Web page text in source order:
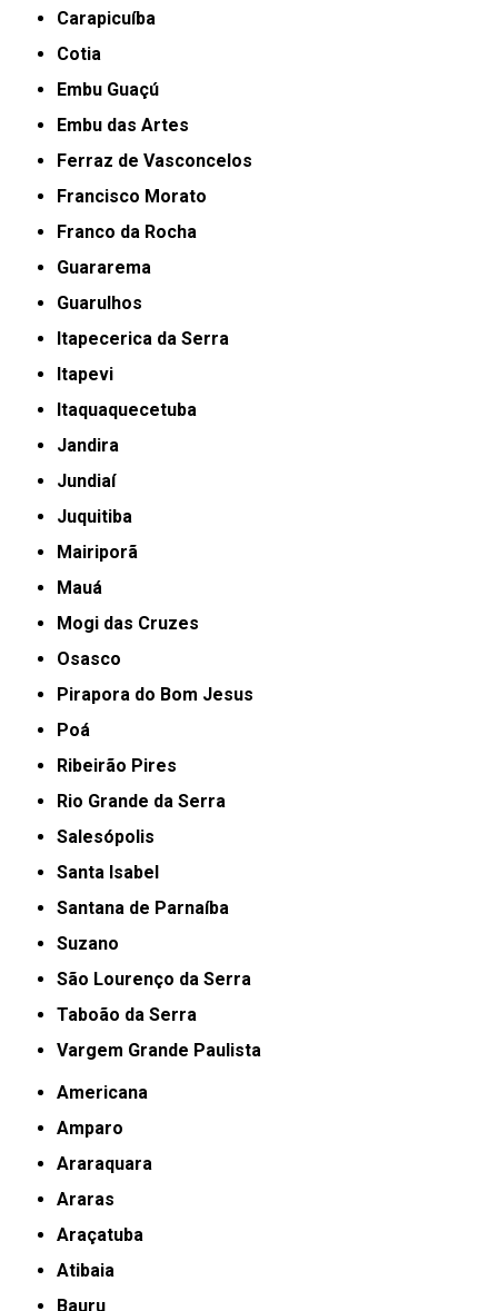
Carapicuíba
Cotia
Embu Guaçú
Embu das Artes
Ferraz de Vasconcelos
Francisco Morato
Franco da Rocha
Guararema
Guarulhos
Itapecerica da Serra
Itapevi
Itaquaquecetuba
Jandira
Jundiaí
Juquitiba
Mairiporã
Mauá
Mogi das Cruzes
Osasco
Pirapora do Bom Jesus
Poá
Ribeirão Pires
Rio Grande da Serra
Salesópolis
Santa Isabel
Santana de Parnaíba
Suzano
São Lourenço da Serra
Taboão da Serra
Vargem Grande Paulista
Americana
Amparo
Araraquara
Araras
Araçatuba
Atibaia
Bauru